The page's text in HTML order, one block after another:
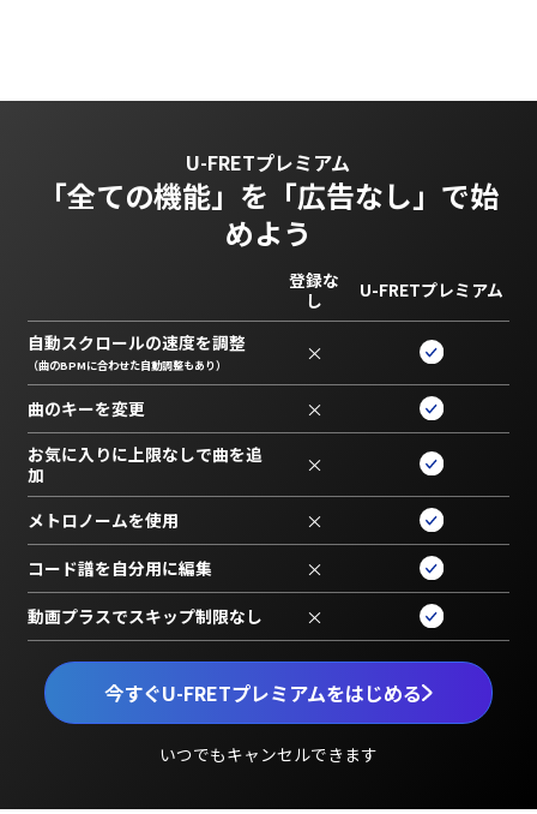
U-FRETプレミアム
「全ての機能」を 「広告なし」で始
めよう
今すぐU-FRETプレミアムをはじめる
いつでもキャンセルできます
登録な
し
U-FRETプレミアム
自動スクロールの速度を調整
（曲のBPMに合わせた自動調整もあり） ×
曲のキーを変更 ×
お気に入りに上限なしで曲を追
加
×
メトロノームを使用 ×
コード譜を自分用に編集 ×
動画プラスでスキップ制限なし ×